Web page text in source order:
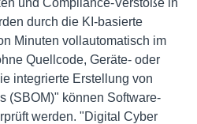
und Compliance-Verstöße in
durch die KI-basierte
Minuten vollautomatisch im
Quellcode, Geräte- oder
integrierte Erstellung von
(SBOM)" können Software-
werden. "Digital Cyber